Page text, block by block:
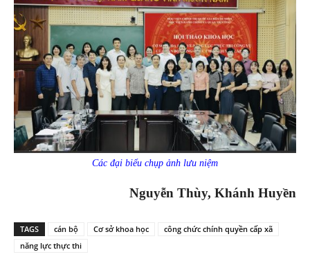
Các đại biểu chụp ảnh lưu niệm
Nguyễn Thùy, Khánh Huyền
TAGS cán bộ Cơ sở khoa học
công chức chính quyền cấp xã
năng lực thực thi